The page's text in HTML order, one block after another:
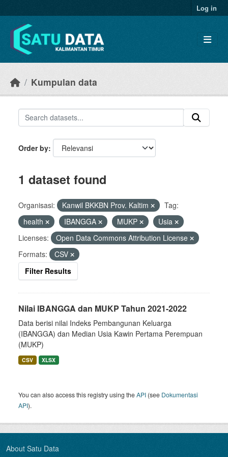
Log in
Kumpulan data
Order by
1 dataset found
Organisasi: Kanwil BKKBN Prov. Kaltim
Tag:
health
IBANGGA MUKP
Usia
Licenses:
Open Data Commons Attribution License
Formats:
CSV
Filter Results
Nilai IBANGGA dan MUKP Tahun 2021-2022
Data berisi nilai Indeks Pembangunan Keluarga
(IBANGGA) dan Median Usia Kawin Pertama Perempuan
(MUKP)
CSV XLSX
You can also access this registry using theAPI (see Dokumentasi
API).
About Satu Data